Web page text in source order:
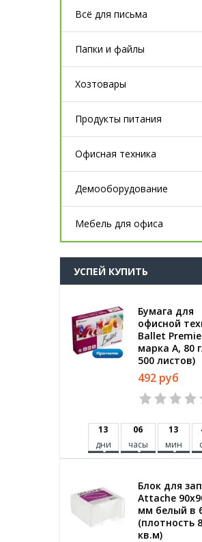
Всё для письма
Папки и файлы
Хозтовары
Продукты питания
Офисная техника
Демооборудование
Мебель для офиса
УСПЕЙ КУПИТЬ
Бумага для
офисной
Ballet
марка A, 80
500 листов)
492 руб
13
дни
06
часы
13
мин
Блок для
Attache
мм белый в
(плотность
кв.м)